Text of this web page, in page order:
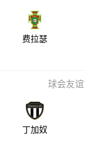
费拉瑟
球会友谊
丁加奴